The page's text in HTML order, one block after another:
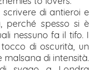
di antieroi e
perché spesso si è
nessuno fa il tifo. I
di oscurità, un
malsana di intensità.